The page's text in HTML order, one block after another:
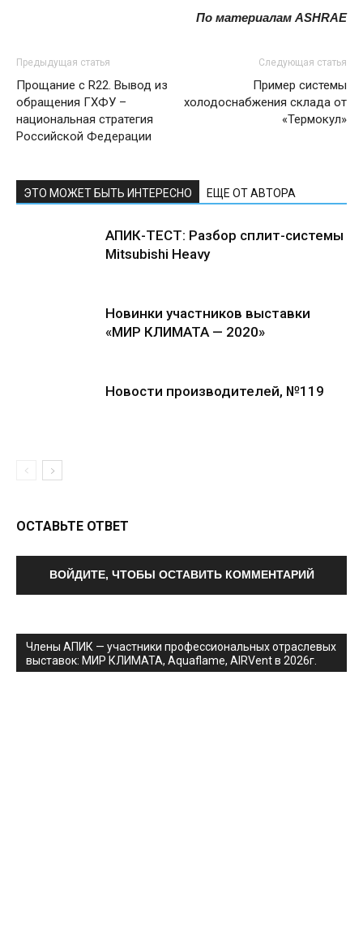
По материалам ASHRAE
Предыдущая статья
Прощание с R22. Вывод из
обращения ГХФУ –
национальная стратегия
Российской Федерации
Следующая статья
Пример системы
холодоснабжения склада от
«Термокул»
ЭТО МОЖЕТ БЫТЬ ИНТЕРЕСНО ЕЩЕ ОТ АВТОРА
АПИК-ТЕСТ: Разбор сплит-системы
Mitsubishi Heavy
Новинки участников выставки
«МИР КЛИМАТА — 2020»
Новости производителей, №119
ОСТАВЬТЕ ОТВЕТ
ВОЙДИТЕ, ЧТОБЫ ОСТАВИТЬ КОММЕНТАРИЙ
Члены АПИК — участники профессиональных отраслевых
выставок: МИР КЛИМАТА, Aquaflame, AIRVent в 2026г.